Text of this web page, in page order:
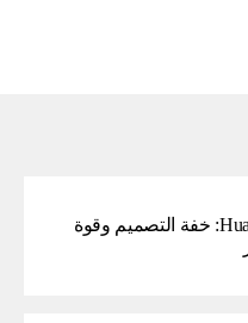
Huawei Pura 90s Pro: خفة التصميم وقوة